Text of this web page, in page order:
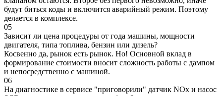
будут биться коды и включится аварийный режим. Поэтому
делается в комплексе.
05
Зависит ли цена процедуры от года машины, мощности
двигателя, типа топлива, бензин или дизель?
Косвенно да, рынок есть рынок. Но! Основной вклад в
формирование стоимости вносит сложность работы с дампом
и непосредственно с машиной.
06
На диагностике в сервисе "приговорили" датчик NOx и насос